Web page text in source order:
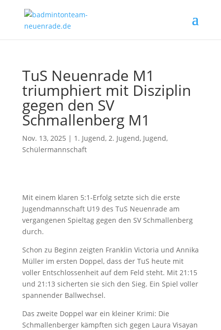
TuS Neuenrade M1
triumphiert mit Disziplin
gegen den SV
Schmallenberg M1
Nov. 13, 2025 | 1. Jugend, 2. Jugend, Jugend,
Schülermannschaft
Mit einem klaren 5:1-Erfolg setzte sich die erste
Jugendmannschaft U19 des TuS Neuenrade am
vergangenen Spieltag gegen den SV Schmallenberg
durch.
Schon zu Beginn zeigten Franklin Victoria und Annika
Müller im ersten Doppel, dass der TuS heute mit
voller Entschlossenheit auf dem Feld steht. Mit 21:15
und 21:13 sicherten sie sich den Sieg. Ein Spiel voller
spannender Ballwechsel.
Das zweite Doppel war ein kleiner Krimi: Die
Schmallenberger kämpften sich gegen Laura Visayan